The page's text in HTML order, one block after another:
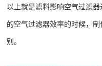
以上就是滤料影响空气过滤
的空气过滤器效率的时候，
别。